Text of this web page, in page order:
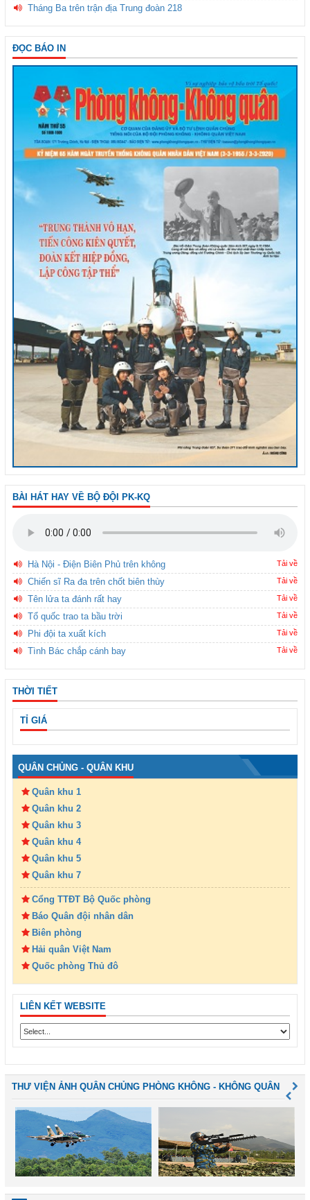
Tháng Ba trên trận địa Trung đoàn 218
ĐỌC BÁO IN
BÀI HÁT HAY VỀ BỘ ĐỘI PK-KQ
Hà Nội - Điện Biên Phủ trên không Tải về
Chiến sĩ Ra đa trên chốt biên thùy Tải về
Tên lửa ta đánh rất hay Tải về
Tổ quốc trao ta bầu trời Tải về
Phi đội ta xuất kích Tải về
Tình Bác chắp cánh bay Tải về
THỜI TIẾT
TỈ GIÁ
QUÂN CHỦNG - QUÂN KHU
Quân khu 1
Quân khu 2
Quân khu 3
Quân khu 4
Quân khu 5
Quân khu 7
Cổng TTĐT Bộ Quốc phòng
Báo Quân đội nhân dân
Biên phòng
Hải quân Việt Nam
Quốc phòng Thủ đô
LIÊN KẾT WEBSITE
THƯ VIỆN ẢNH QUÂN CHỦNG PHÒNG KHÔNG - KHÔNG QUÂN